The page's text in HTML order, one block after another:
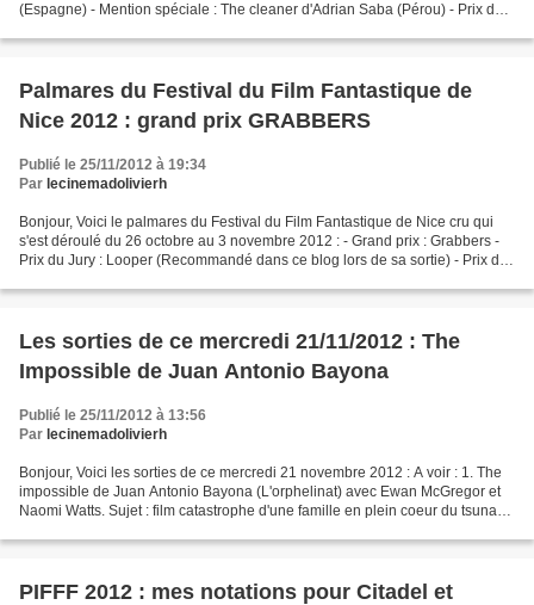
(Espagne) - Mention spéciale : The cleaner d'Adrian Saba (Pérou) - Prix du
Palmares du Festival du Film Fantastique de
Nice 2012 : grand prix GRABBERS
Publié le 25/11/2012 à 19:34
Par lecinemadolivierh
Bonjour, Voici le palmares du Festival du Film Fantastique de Nice cru qui
s'est déroulé du 26 octobre au 3 novembre 2012 : - Grand prix : Grabbers -
Prix du Jury : Looper (Recommandé dans ce blog lors de sa sortie) - Prix du
Les sorties de ce mercredi 21/11/2012 : The
Impossible de Juan Antonio Bayona
Publié le 25/11/2012 à 13:56
Par lecinemadolivierh
Bonjour, Voici les sorties de ce mercredi 21 novembre 2012 : A voir : 1. The
impossible de Juan Antonio Bayona (L'orphelinat) avec Ewan McGregor et
Naomi Watts. Sujet : film catastrophe d'une famille en plein coeur du tsunami
PIFFF 2012 : mes notations pour Citadel et